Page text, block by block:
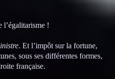
l’égalitarisme !
. Et l’impôt sur la fortune,
sous ses différentes formes,
française.